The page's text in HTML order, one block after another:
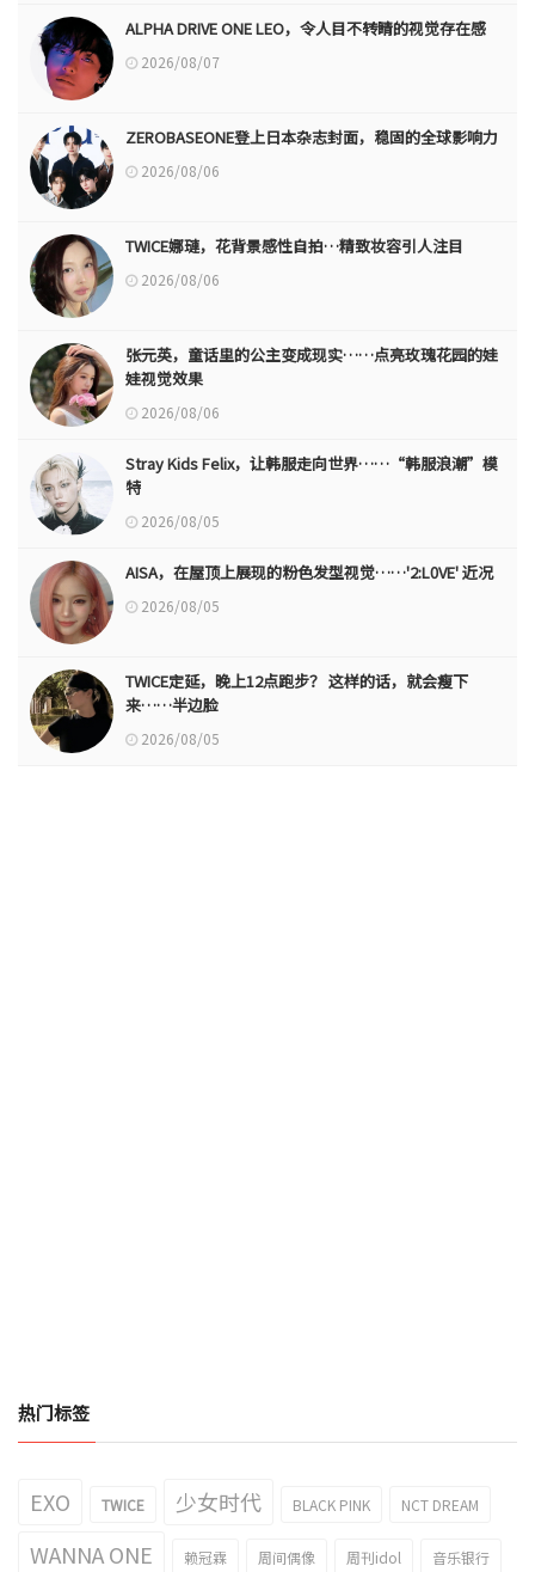
ALPHA DRIVE ONE LEO，令人目不转睛的视觉存在感
2026/08/07
ZEROBASEONE登上日本杂志封面，稳固的全球影响力
2026/08/06
TWICE娜璉，花背景感性自拍…精致妆容引人注目
2026/08/06
张元英，童话里的公主变成现实……点亮玫瑰花园的娃
娃视觉效果
2026/08/06
Stray Kids Felix，让韩服走向世界……“韩服浪潮”模
特
2026/08/05
AISA，在屋顶上展现的粉色发型视觉……'2:L0VE' 近况
2026/08/05
TWICE定延，晚上12点跑步？ 这样的话，就会瘦下
来……半边脸
2026/08/05
热门标签
EXO TWICE 少女时代 BLACK PINK NCT DREAM
WANNA ONE 赖冠霖 周间偶像 周刊idol 音乐银行